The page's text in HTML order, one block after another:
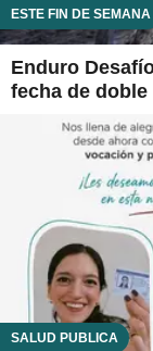
ESTE FIN DE SEMANA
Enduro
fecha de
SALUD PÚBLICA